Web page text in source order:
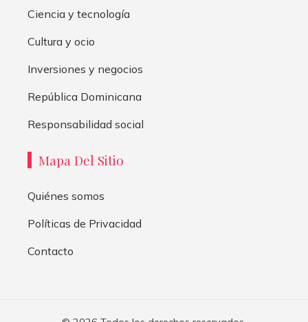
Ciencia y tecnología
Cultura y ocio
Inversiones y negocios
República Dominicana
Responsabilidad social
Mapa Del Sitio
Quiénes somos
Políticas de Privacidad
Contacto